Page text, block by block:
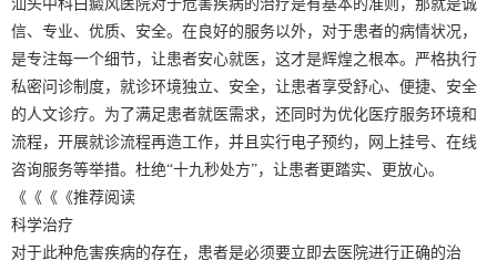
汕头中科白癜风医院对于危害疾病的治疗是有基本的准则，那就是诚
信、专业、优质、安全。在良好的服务以外，对于患者的病情状况，
是专注每一个细节，让患者安心就医，这才是辉煌之根本。严格执行
私密问诊制度，就诊环境独立、安全，让患者享受舒心、便捷、安全
的人文诊疗。为了满足患者就医需求，还同时为优化医疗服务环境和
流程，开展就诊流程再造工作，并且实行电子预约，网上挂号、在线
咨询服务等举措。杜绝“十九秒处方”，让患者更踏实、更放心。
《《《《推荐阅读
科学治疗
对于此种危害疾病的存在，患者是必须要立即去医院进行正确的治